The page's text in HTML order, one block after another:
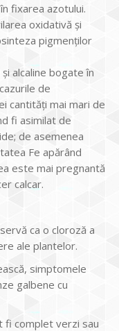
fixarea azotului.
oxidativă și
pigmenților
alcaline bogate în
de
cantităţi mai mari de
fi asimilat de
de asemenea
Fe apărând
este mai pregnantă
calcar.
ca o cloroză a
ale plantelor.
simptomele
galbene cu
fi complet verzi sau